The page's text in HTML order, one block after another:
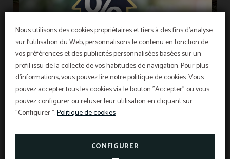
Nous utilisons des cookies propriétaires et tiers à des fins d'analyse
sur l'utilisation du Web, personnalisons le contenu en fonction de
vos préférences et des publicités personnalisées basées sur un
profil issu de la collecte de vos habitudes de navigation. Pour plus
d'informations, vous pouvez lire notre politique de cookies. Vous
pouvez accepter tous les cookies via le bouton "Accepter" ou vous
pouvez configurer ou refuser leur utilisation en cliquant sur
"Configurer ".Politique de cookies
CONFIGURER
Petit-déjeuner gratuit
OFFRE EXCLUSIVE
Meilleur prix garanti, réduction pour réservation
anticipée, petit déjeuner gratuit et assurance
annulation gratuite inclus!
L’Hôtel Sant Pau os inclut une assurance
annulation exclusive pour les réservations
effectuées sur le site officiel.
ANNULATION
INFORMATION
Information d'intérêt
TAXES ET EXONÉRATIONS